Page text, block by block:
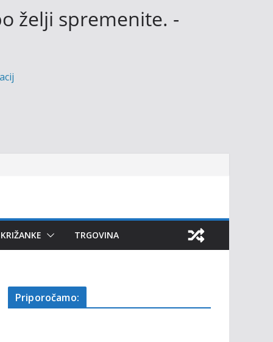
želji spremenite. -
KRIŽANKE TRGOVINA
Priporočamo: